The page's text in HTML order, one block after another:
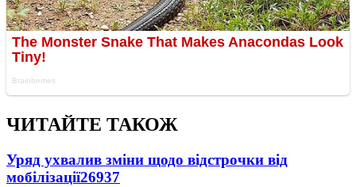
ЧИТАЙТЕ ТАКОЖ
Уряд ухвалив зміни щодо відстрочки від
мобілізації26937